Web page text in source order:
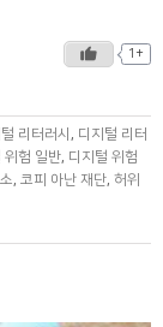
1+
리터러시 , 디지털 리터
위험 일반, 디지털 위험
, 코피 아난 재단, 허위